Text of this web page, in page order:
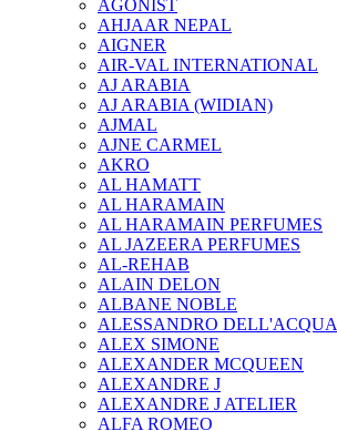
AGONIST
AHJAAR NEPAL
AIGNER
AIR-VAL INTERNATIONAL
AJ ARABIA
AJ ARABIA (WIDIAN)
AJMAL
AJNE CARMEL
AKRO
AL HAMATT
AL HARAMAIN
AL HARAMAIN PERFUMES
AL JAZEERA PERFUMES
AL-REHAB
ALAIN DELON
ALBANE NOBLE
ALESSANDRO DELL'ACQUA
ALEX SIMONE
ALEXANDER MCQUEEN
ALEXANDRE J
ALEXANDRE J ATELIER
ALFA ROMEO